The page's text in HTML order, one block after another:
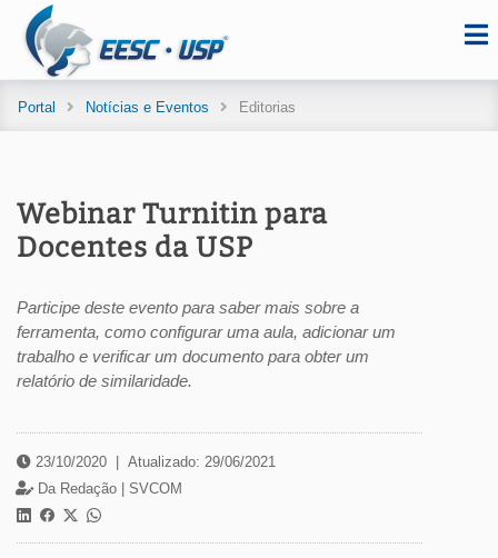
Portal Notícias e Eventos Editorias
Webinar Turnitin para
Docentes da USP
Participe deste evento para saber mais sobre a
ferramenta, como configurar uma aula, adicionar um
trabalho e verificar um documento para obter um
relatório de similaridade.
23/10/2020
Atualizado: 29/06/2021
Da Redação | SVCOM